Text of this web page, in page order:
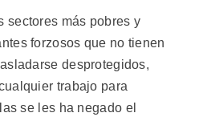
sectores más pobres y
forzosos que no tienen
desprotegidos,
trabajo para
se les ha negado el